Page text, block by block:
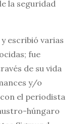
la seguridad
escribió varias
fue
de su vida
y/o
el periodista
húngaro